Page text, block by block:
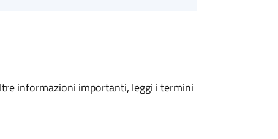
informazioni importanti, leggi i termini